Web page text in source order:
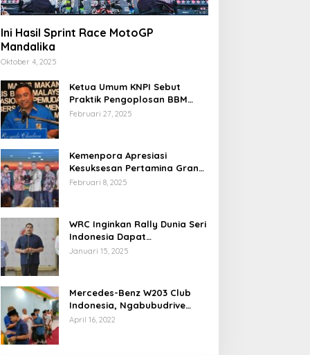
Ini Hasil Sprint Race MotoGP
Mandalika
Oktober 4, 2025
Ketua Umum KNPI Sebut
Praktik Pengoplosan BBM
Cederai Kepercayaan
Februari 27, 2025
Kemenpora Apresiasi
Kesuksesan Pertamina Grand
Prix of Indonesia 2024
Februari 8, 2025
WRC Inginkan Rally Dunia Seri
Indonesia Dapat
Terselenggara 2026
Januari 15, 2025
Mercedes-Benz W203 Club
Indonesia, Ngabubudrive
Ramadhan 2022
April 16, 2022